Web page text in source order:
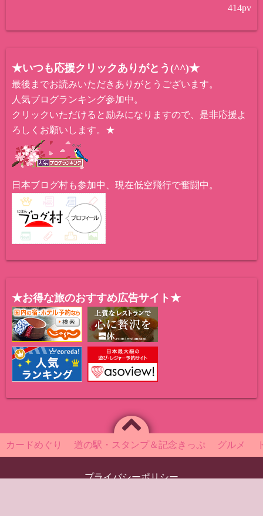
414pv
★いつも応援クリックありがとう(^^)★
最後までお読みいただきありがとうございます。
人気ブログランキング参加中。
クリックいただけると励みになりますので、是非応援よ
ろしくお願いします。★
日本ブログ村も参加中、現在低空飛行で奮闘中。
★お得な旅のおすすめ広告サイト★
カードめぐり 道の駅・スタンプ＆記念きっぷ グルメ
プライバシーポリシー